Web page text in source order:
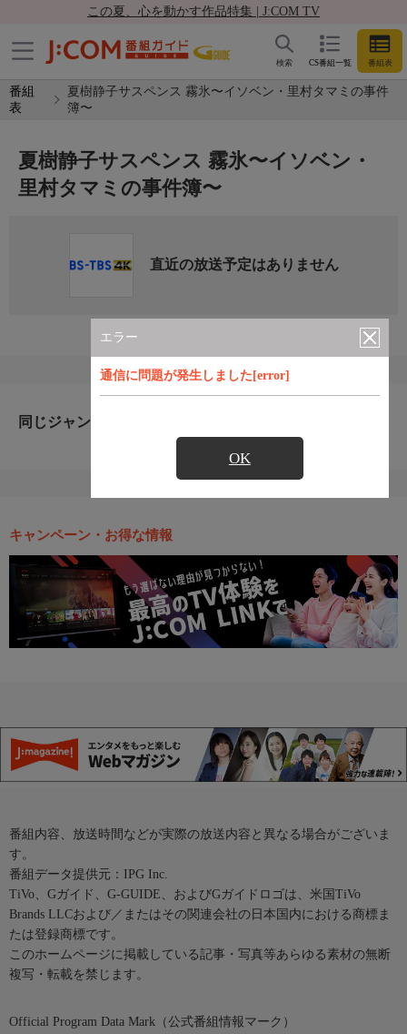
この夏、心を動かす作品特集 | J:COM TV
CS番組一覧 番組表
検索
番組
表
夏樹静子サスペンス 霧氷〜イソベン・里村タマミの事件
簿〜
エラー
通信に問題が発生しました[error]
OK
夏樹静子サスペンス 霧氷〜イソベン・
里村タマミの事件簿〜
直近の放送予定はありません
同じジャンルのおすすめ番組
キャンペーン・お得な情報
番組内容、放送時間などが実際の放送内容と異なる場合がございま
す。
番組データ提供元：IPG Inc.
TiVo、Gガイド、G-GUIDE、およびGガイドロゴは、米国TiVo
Brands LLCおよび／またはその関連会社の日本国内における商標ま
たは登録商標です。
このホームページに掲載している記事・写真等あらゆる素材の無断
複写・転載を禁じます。
Official Program Data Mark（公式番組情報マーク）